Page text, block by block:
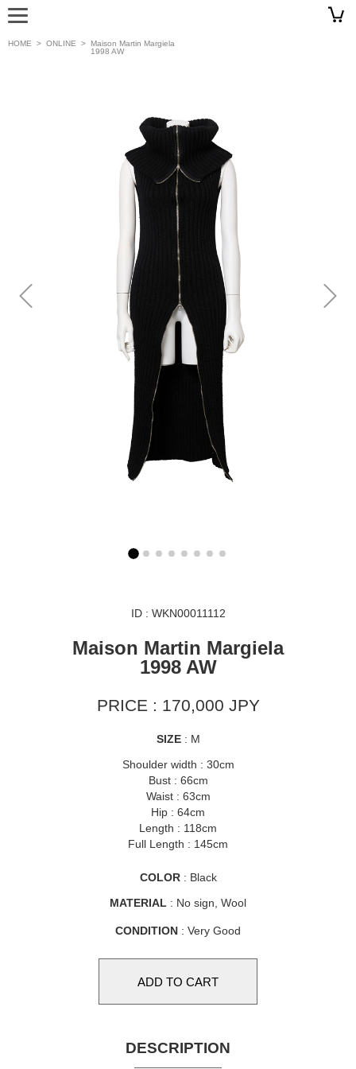
HOME > ONLINE > Maison Martin Margiela
1998 AW
ID : WKN00011112
Maison Martin Margiela
1998 AW
PRICE : 170,000 JPY
SIZE: M
Shoulder width : 30cm
Bust : 66cm
Waist : 63cm
Hip : 64cm
Length : 118cm
Full Length : 145cm
COLOR: Black
MATERIAL : No sign, Wool
CONDITION : Very Good
DESCRIPTION